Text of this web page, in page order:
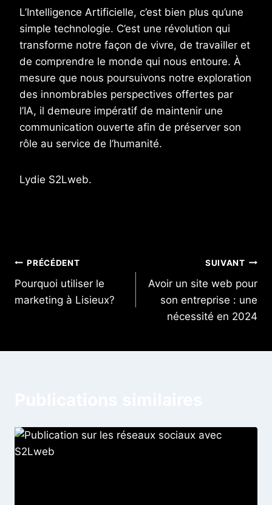
L’Intelligence Artificielle, c’est bien plus qu’une
simple technologie. C’est une révolution qui
transforme notre façon de vivre, de travailler et
de comprendre le monde qui nous entoure. À
mesure que nous poursuivons notre exploration
des innombrables perspectives offertes par
l’IA, il demeure impératif de maintenir une
communication ouverte afin de préserver son
rôle au service de l’humanité.
Lydie S2Lweb.
PRÉCÉDENT
Pourquoi utiliser le
marketing à Lisieux?
SUIVANT
Avoir un site web pour
son entreprise : une
nécessité en 2024